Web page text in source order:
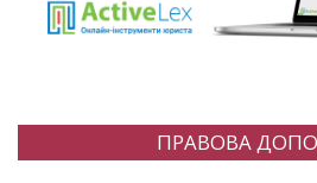
ПРАВОВА